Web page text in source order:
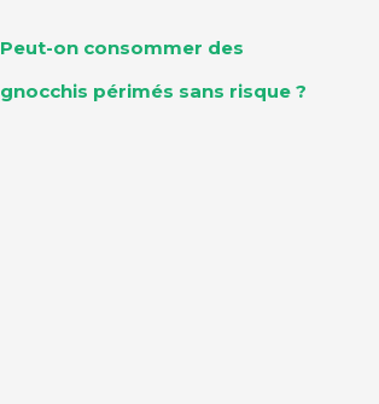
Peut-on consommer des
gnocchis périmés sans risque ?